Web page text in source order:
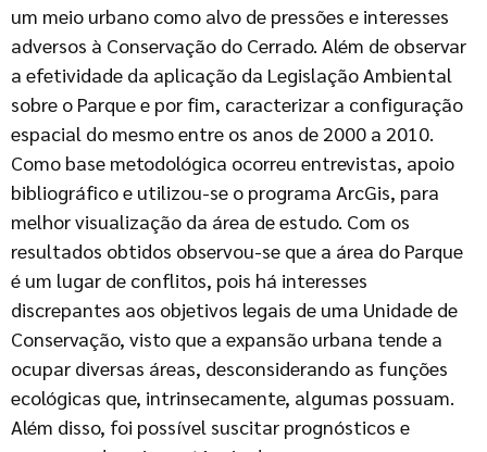
um meio urbano como alvo de pressões e interesses
adversos à Conservação do Cerrado. Além de observar
a efetividade da aplicação da Legislação Ambiental
sobre o Parque e por fim, caracterizar a configuração
espacial do mesmo entre os anos de 2000 a 2010.
Como base metodológica ocorreu entrevistas, apoio
bibliográfico e utilizou-se o programa ArcGis, para
melhor visualização da área de estudo. Com os
resultados obtidos observou-se que a área do Parque
é um lugar de conflitos, pois há interesses
discrepantes aos objetivos legais de uma Unidade de
Conservação, visto que a expansão urbana tende a
ocupar diversas áreas, desconsiderando as funções
ecológicas que, intrinsecamente, algumas possuam.
Além disso, foi possível suscitar prognósticos e